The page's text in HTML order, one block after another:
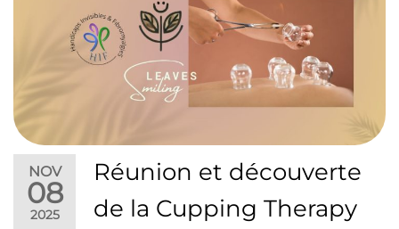
NOV
08
2025
Réunion et découverte
de la Cupping Therapy